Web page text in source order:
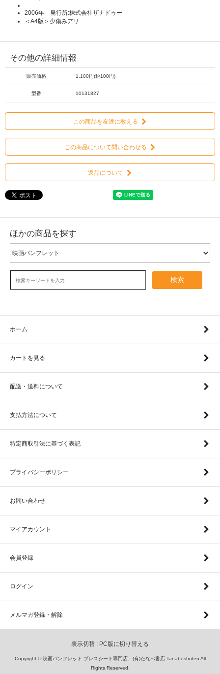
2006年 発行所:株式会社ザナドゥー
＜A4版＞少傷みアリ
その他の詳細情報
販売価格 1,100円(税100円)
型番 10131827
この商品を友達に教える
この商品について問い合わせる
返品について
ほかの商品を探す
検索
ホーム
カートを見る
配送・送料について
支払方法について
特定商取引法に基づく表記
プライバシーポリシー
お問い合わせ
マイアカウント
会員登録
ログイン
メルマガ登録・解除
表示切替 : PC版に切り替える
Copyright © 映画パンフレット プレスシート専門店、(有)たなべ書店 Tanabeshoten All
Rights Reserved.